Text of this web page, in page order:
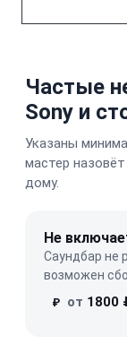
Частые
Sony и
Указаны
мастер
дому.
Не
Саундбар не
возможен
₽ от 1800